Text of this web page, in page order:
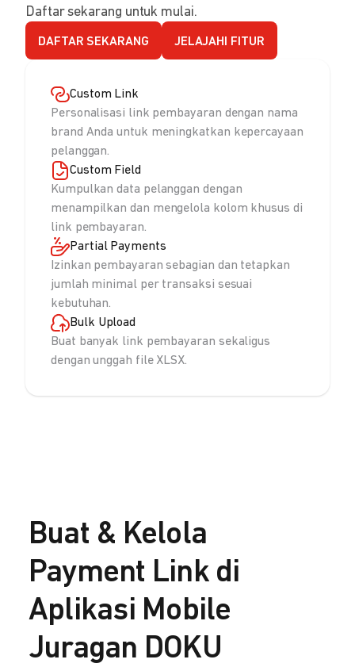
Daftar sekarang untuk mulai.
DAFTAR SEKARANG JELAJAHI FITUR
Custom Link
Personalisasi link pembayaran dengan nama
brand Anda untuk meningkatkan kepercayaan
pelanggan.
Custom Field
Kumpulkan data pelanggan dengan
menampilkan dan mengelola kolom khusus di
link pembayaran.
Partial Payments
Izinkan pembayaran sebagian dan tetapkan
jumlah minimal per transaksi sesuai
kebutuhan.
Bulk Upload
Buat banyak link pembayaran sekaligus
dengan unggah file XLSX.
Buat & Kelola
Payment Link di
Aplikasi Mobile
Juragan DOKU